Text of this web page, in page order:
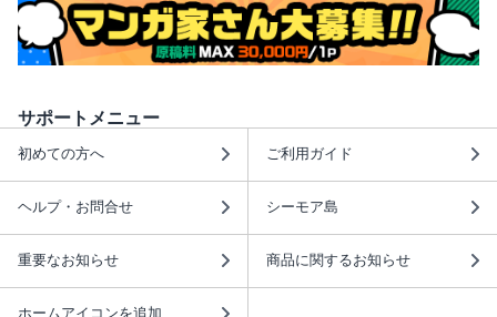
サポートメニュー
初めての方へ ご利用ガイド
ヘルプ・お問合せ シーモア島
重要なお知らせ 商品に関するお知らせ
ホームアイコンを追加